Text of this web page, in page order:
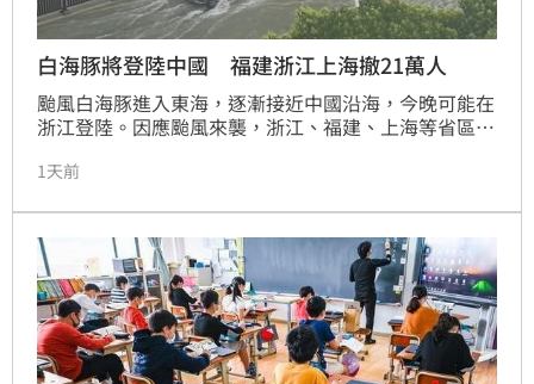
白海豚將登陸中國 福建浙江上海撤21萬人
颱風白海豚進入東海，逐漸接近中國沿海，今晚可能在
浙江登陸。因應颱風來襲，浙江、福建、上海等省區已
時止已撤離9.89萬人；而浙江光是台州市也已撤離近8
1天前